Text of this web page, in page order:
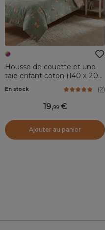
Housse de couette et une
taie enfant coton (140 x 200
En stock (2)
19,99
Ajouter au panier